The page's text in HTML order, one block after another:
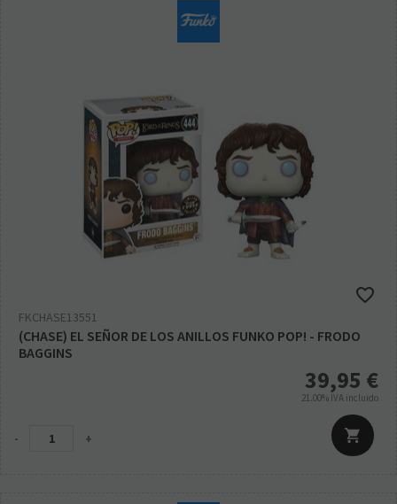
FKCHASE13551
(CHASE) EL SEÑOR DE LOS ANILLOS FUNKO POP! - FRODO
BAGGINS
39,95 €
21.00% IVA incluido
- +